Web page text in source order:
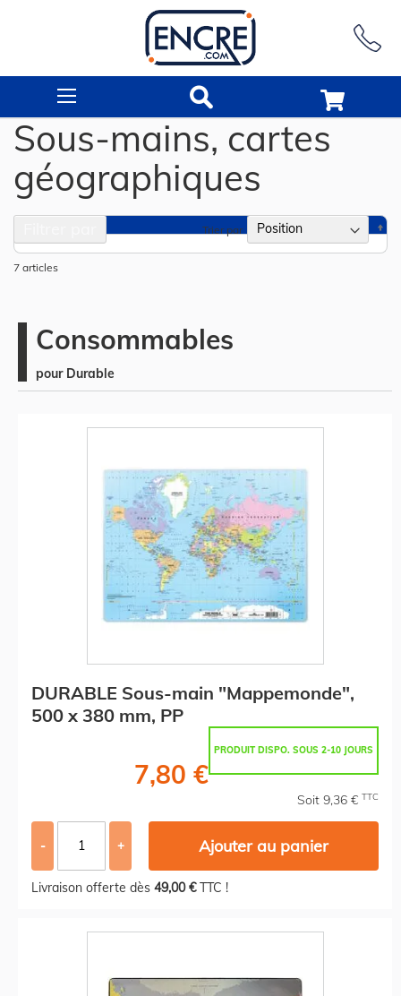
Sous-mains, cartes
géographiques
7 articles
Trier par
Consommables
pour Durable
DURABLE Sous-main "Mappemonde",
500 x 380 mm, PP
PRODUIT DISPO. SOUS 2-10 JOURS
7,80 €
Soit 9,36 € TTC
- + Ajouter au panier
Livraison offerte dès 49,00 €TTC !